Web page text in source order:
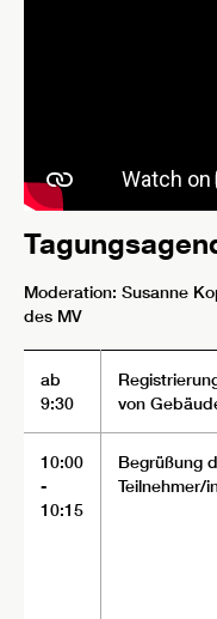
Moderation: Susanne
des MV
ab
9:30
von
10:00
-
10:15
Begrüßung
Teilnehmer/